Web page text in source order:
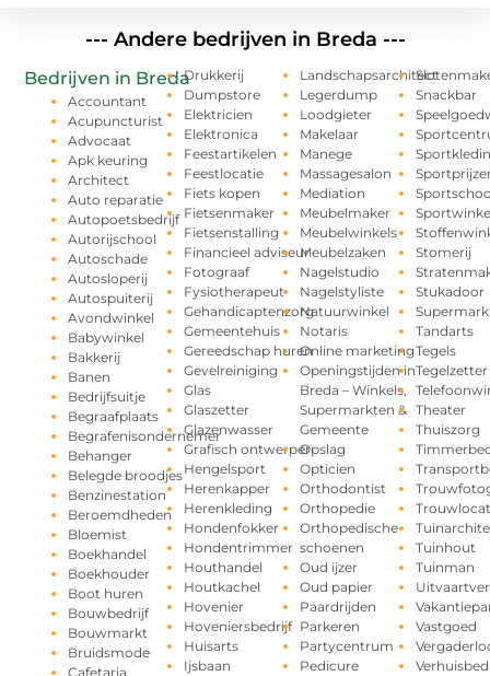
--- Andere bedrijven in Breda ---
Bedrijven in Breda
Accountant
Acupuncturist
Advocaat
Apk keuring
Architect
Auto reparatie
Autopoetsbedrijf
Autorijschool
Autoschade
Autosloperij
Autospuiterij
Avondwinkel
Babywinkel
Bakkerij
Banen
Bedrijfsuitje
Begraafplaats
Begrafenisondernemer
Behanger
Belegde broodjes
Benzinestation
Beroemdheden
Bloemist
Boekhandel
Boekhouder
Boot huren
Bouwbedrijf
Bouwmarkt
Bruidsmode
Cafetaria
Drukkerij
Dumpstore
Elektricien
Elektronica
Feestartikelen
Feestlocatie
Fiets kopen
Fietsenmaker
Fietsenstalling
Financieel adviseur
Fotograaf
Fysiotherapeut
Gehandicaptenzorg
Gemeentehuis
Gereedschap huren
Gevelreiniging
Glas
Glaszetter
Glazenwasser
Grafisch ontwerper
Hengelsport
Herenkapper
Herenkleding
Hondenfokker
Hondentrimmer
Houthandel
Houtkachel
Hovenier
Hoveniersbedrijf
Huisarts
Ijsbaan
Landschapsarchitect
Legerdump
Loodgieter
Makelaar
Manege
Massagesalon
Mediation
Meubelmaker
Meubelwinkels
Meubelzaken
Nagelstudio
Nagelstyliste
Natuurwinkel
Notaris
Online marketing
Openingstijden in
Breda – Winkels,
Supermarkten &
Gemeente
Opslag
Opticien
Orthodontist
Orthopedie
Orthopedische
schoenen
Oud ijzer
Oud papier
Paardrijden
Parkeren
Partycentrum
Pedicure
Snackbar
Stomerij
Stukadoor
Tandarts
Tegels
Tegelzetter
Theater
Thuiszorg
Tuinhout
Tuinman
Vastgoed